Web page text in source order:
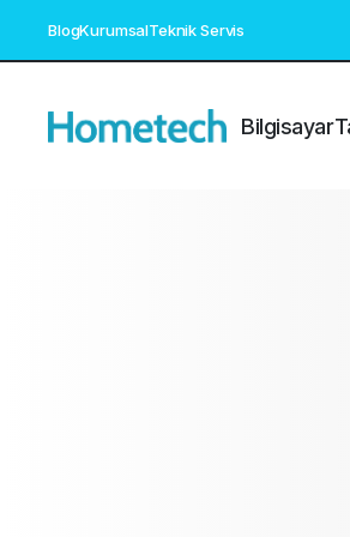
BlogKurumsalTeknik Servis
Bilgisayar